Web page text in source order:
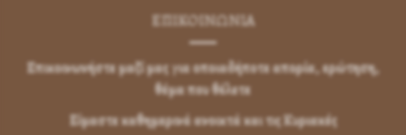
ΕΠΙΚΟΙΝΩΝΊΑ
Επικοινωνήστε μαζί μας για οποιαδήποτε απορία, ερώτηση,
θέμα που θέλετε
Είμαστε καθημερινά ανοικτά και τις Κυριακές